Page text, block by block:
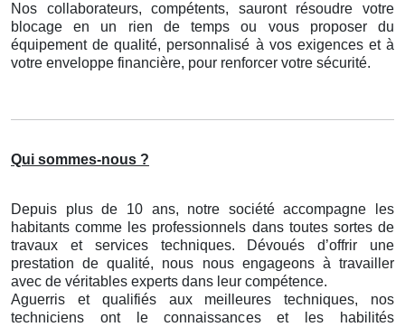
Nos collaborateurs, compétents, sauront résoudre votre
blocage en un rien de temps ou vous proposer du
équipement de qualité, personnalisé à vos exigences et à
votre enveloppe financière, pour renforcer votre sécurité.
Qui sommes-nous ?
Depuis plus de 10 ans, notre société accompagne les
habitants comme les professionnels dans toutes sortes de
travaux et services techniques. Dévoués d’offrir une
prestation de qualité, nous nous engageons à travailler
avec de véritables experts dans leur compétence.
Aguerris et qualifiés aux meilleures techniques, nos
techniciens ont le connaissances et les habilités